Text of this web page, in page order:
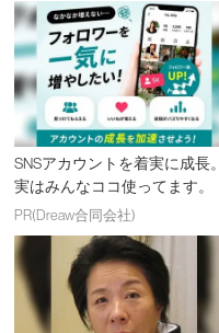
SNSアカウントを着実に成長。
実はみんなココ使ってます。
PR(Dreaw合同会社)